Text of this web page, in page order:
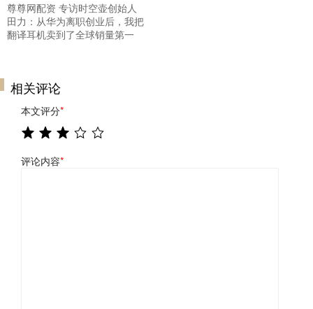
尊尊网配资 专访时空壶创始人
田力：从华为离职创业后，我把
翻译耳机卖到了全球销量第一
相关评论
本文评分*
评论内容*